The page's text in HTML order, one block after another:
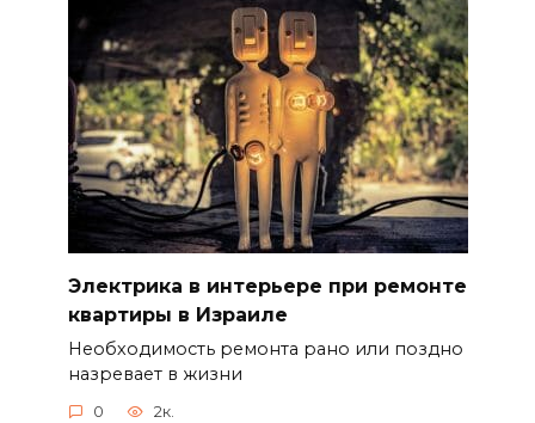
Электрика в интерьере при ремонте
квартиры в Израиле
Необходимость ремонта рано или поздно
назревает в жизни
0 2к.